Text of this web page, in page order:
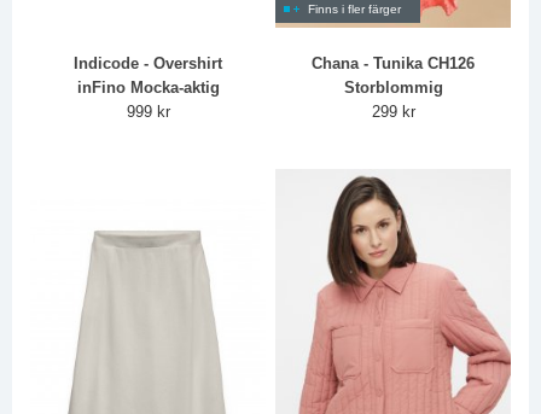
Indicode - Overshirt
inFino Mocka-aktig
999 kr
Finns i fler färger
Chana - Tunika CH126
Storblommig
299 kr